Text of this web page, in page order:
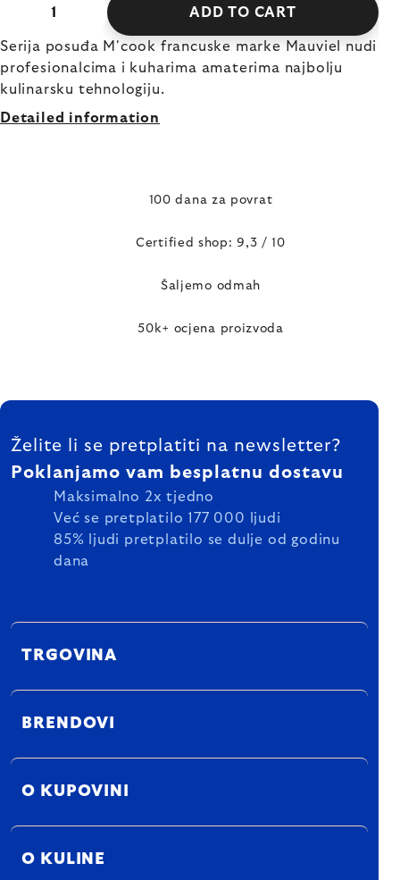
ADD TO CART
Serija posuđa M'cook francuske marke Mauviel nudi
profesionalcima i kuharima amaterima najbolju
kulinarsku tehnologiju.
Detailed information
100 dana za povrat
Certified shop: 9,3 / 10
Šaljemo odmah
50k+ ocjena proizvoda
FOOTER
Želite li se pretplatiti na newsletter?
Poklanjamo vam besplatnu dostavu
Maksimalno 2x tjedno
Već se pretplatilo 177 000 ljudi
85% ljudi pretplatilo se dulje od godinu
dana
TRGOVINA
BRENDOVI
O KUPOVINI
O KULINE